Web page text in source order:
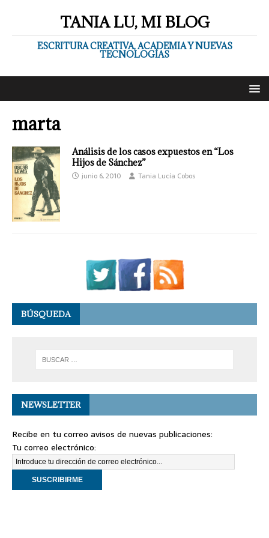
TANIA LU, MI BLOG
ESCRITURA CREATIVA, ACADEMIA Y NUEVAS
TECNOLOGÍAS
marta
Análisis de los casos expuestos en “Los
Hijos de Sánchez”
junio 6, 2010 Tania Lucía Cobos
BÚSQUEDA
NEWSLETTER
Recibe en tu correo avisos de nuevas publicaciones:
Tu correo electrónico: